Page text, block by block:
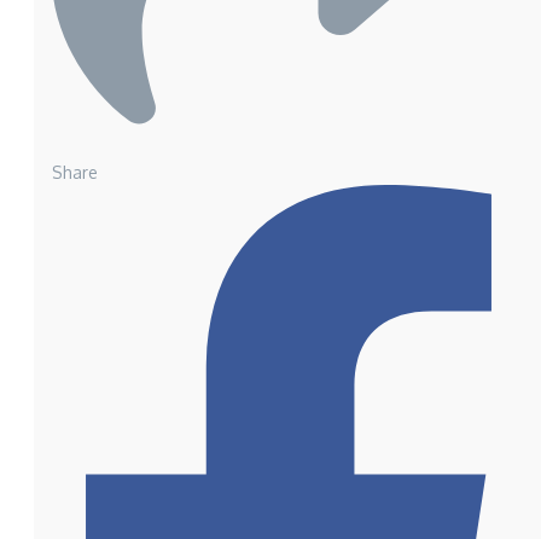
Share